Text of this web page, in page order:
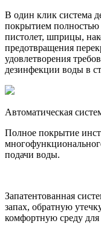
В один клик система
покрытием
пистолет, шприцы,
предотвращения
удовлетворения
дезинфекции воды в
Автоматическая
Полное покрытие
подачи воды.
Запатентованная
запах, обратную
комфортную среду